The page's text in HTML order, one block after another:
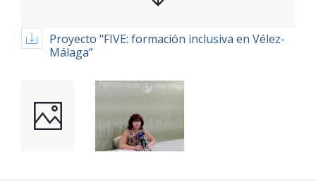
Proyecto "FIVE: formación inclusiva en Vélez-
Málaga”